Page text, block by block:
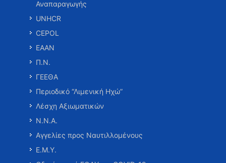
Αναπαραγωγής
UNHCR
CEPOL
ΕΑΑΝ
Π.Ν.
ΓΕΕΘΑ
Περιοδικό “Λιμενική Ηχώ”
Λέσχη Αξιωματικών
Ν.Ν.Α.
Αγγελίες προς Ναυτιλλομένους
Ε.Μ.Υ.